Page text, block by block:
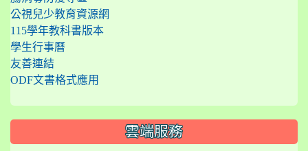
公視兒少教育資源網
115學年教科書版本
學生行事曆
友善連結
ODF文書格式應用
雲端服務